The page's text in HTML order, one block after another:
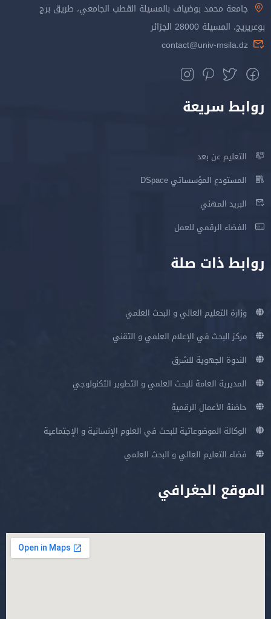
جامعة محمد بوضياف بالمسيلة القطب الجامعي، طريق برج
بوعريريج، المسيلة 28000 الجزائر
contact@univ-msila.dz
روابط سريعة
التعليم عن بعد
المستودع المؤسساتي DSpace
البريد المهني
الفضاء الرقمي للعمل
روابط ذات صلة
وزارة التعليم العالي و البحث العلمي
مركز البحث في الإعلام العلمي و التقني
الندوة الجهوية للشرق
المديرية العامة للبحث العلمي و التطوير التكنولوجي
حاضنة الأعمال الرقمية
الوكالة الموضوعاتية للبحث في العلوم الإنسانية و الإجتماعية
فضاء التعليم العالي و البحث العلمي
الموقع الجغرافي